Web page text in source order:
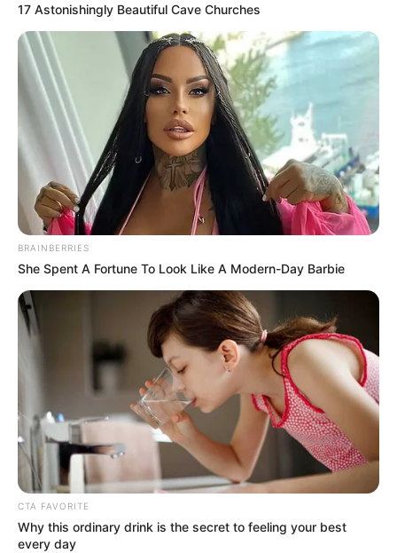
Χανιά
Αστυνομία Βόλος Θέματα
Σχετικά με το Newstok
Ειδήσεις —Συχνές Ερωτήσεις
Ποιες ειδήσεις καλύπτει καθημερινά το Newstok;
Πόσο γρήγορα δημοσιεύονται οι έκτακτες ειδήσεις;
Προσφέρετε ενημέρωση για την Πολιτική και την
+
Πού μπορώ να διαβάσω για το πολιτικό παρασκήνιο;
Δημοσιεύετε άρθρα γνώμης και αναλύσεις για την
17 Astonishingly Beautiful Cave Churches
BRAINBERRIES
She Spent A Fortune To Look Like A Modern-Day Barbie
CTA FAVORITE
Why this ordinary drink is the secret to feeling your best
every day